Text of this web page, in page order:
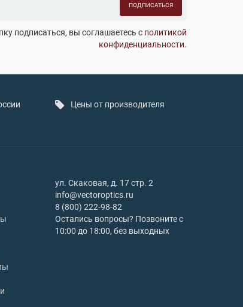
ПОДПИСАТЬСЯ
подписаться, вы соглашаетесь с политикой
конфиденциальности.
Цены от производителя
ул. Скаковая, д. 17 стр. 2
info@vectoroptics.ru
8 (800) 222-98-82
Остались вопросы? Позвоните с
10:00 до 18:00, без выходных